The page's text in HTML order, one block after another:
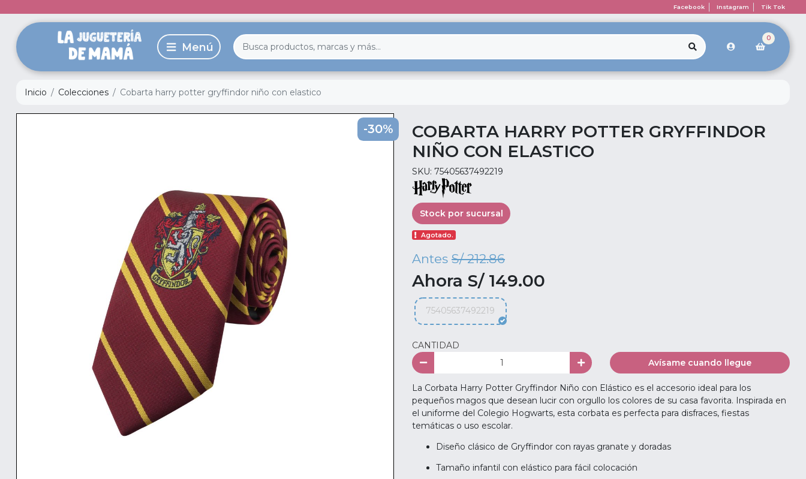
Facebook Instagram Tik Tok
0
Inicio Colecciones Cobarta harry potter gryffindor niño con elastico
-30%
COBARTA HARRY POTTER GRYFFINDOR
NIÑO CON ELASTICO
SKU: 75405637492219
Stock por sucursal
Agotado.
Antes S/ 212.86
Ahora S/ 149.00
75405637492219
CANTIDAD
Avísame cuando llegue
La Corbata Harry Potter Gryffindor Niño con Elástico es el accesorio ideal para los
pequeños magos que desean lucir con orgullo los colores de su casa favorita. Inspirada en
el uniforme del Colegio Hogwarts, esta corbata es perfecta para disfraces, fiestas
temáticas o uso escolar.
Diseño clásico de Gryffindor con rayas granate y doradas
Tamaño infantil con elástico para fácil colocación